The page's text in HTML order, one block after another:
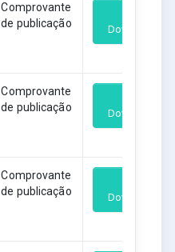
Comprovante
de publicação
Download
Comprovante
de publicação
Download
Comprovante
de publicação
Download